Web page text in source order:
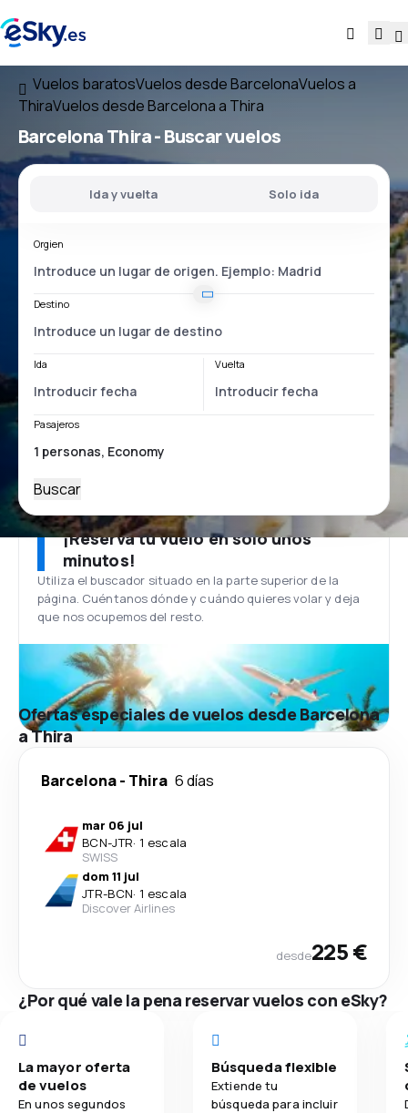
Vuelos baratosVuelos desde BarcelonaVuelos a
ThiraVuelos desde Barcelona a Thira
Barcelona Thira- Buscar vuelos
Ida y vuelta Solo ida
Orgien
Destino
Ida Vuelta
Pasajeros
Buscar
¡Reserva tu vuelo en solo unos
minutos!
Utiliza el buscador situado en la parte superior de la
página. Cuéntanos dónde y cuándo quieres volar y deja
que nos ocupemos del resto.
Ofertas especiales de vuelos desde Barcelona
a Thira
Barcelona- Thira 6 días
mar 06 jul
BCN-JTR· 1 escala
SWISS
dom 11 jul
JTR-BCN· 1 escala
Discover Airlines
desde225 €
¿Por qué vale la pena reservar vuelos con eSky?
La mayor oferta
de vuelos
En unos segundos
Búsqueda flexible
Extiende tu
búsqueda para incluir